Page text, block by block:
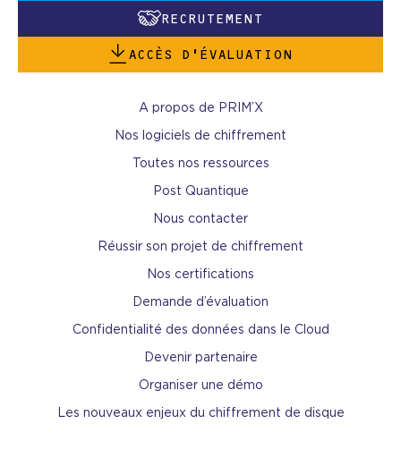
RECRUTEMENT
ACCÈS D’ÉVALUATION
A propos de PRIM’X
Nos logiciels de chiffrement
Toutes nos ressources
Post Quantique
Nous contacter
Réussir son projet de chiffrement
Nos certifications
Demande d’évaluation
Confidentialité des données dans le Cloud
Devenir partenaire
Organiser une démo
Les nouveaux enjeux du chiffrement de disque